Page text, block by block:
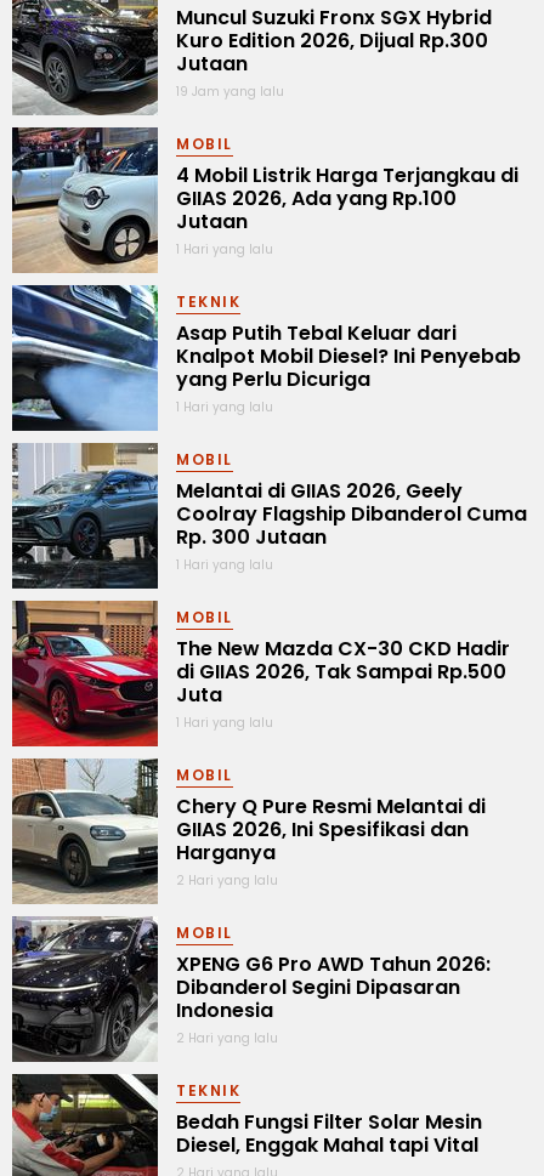
Muncul Suzuki Fronx SGX Hybrid
Kuro Edition 2026, Dijual Rp.300
Jutaan
19 Jam yang lalu
MOBIL
4 Mobil Listrik Harga Terjangkau di
GIIAS 2026, Ada yang Rp.100
Jutaan
1 Hari yang lalu
TEKNIK
Asap Putih Tebal Keluar dari
Knalpot Mobil Diesel? Ini Penyebab
yang Perlu Dicuriga
1 Hari yang lalu
MOBIL
Melantai di GIIAS 2026, Geely
Coolray Flagship Dibanderol Cuma
Rp. 300 Jutaan
1 Hari yang lalu
MOBIL
The New Mazda CX-30 CKD Hadir
di GIIAS 2026, Tak Sampai Rp.500
Juta
1 Hari yang lalu
MOBIL
Chery Q Pure Resmi Melantai di
GIIAS 2026, Ini Spesifikasi dan
Harganya
2 Hari yang lalu
MOBIL
XPENG G6 Pro AWD Tahun 2026:
Dibanderol Segini Dipasaran
Indonesia
2 Hari yang lalu
TEKNIK
Bedah Fungsi Filter Solar Mesin
Diesel, Enggak Mahal tapi Vital